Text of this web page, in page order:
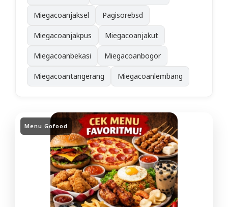
Miegacoanjaksel Pagisorebsd
Miegacoanjakpus Miegacoanjakut
Miegacoanbekasi Miegacoanbogor
Miegacoantangerang Miegacoanlembang
Menu Gofood